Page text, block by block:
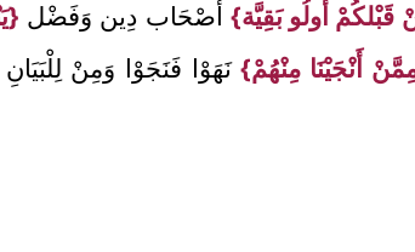
قَبْلكُمْ أُولُو بَقِيَّة} أَصْحَاب دِين وَفَضْل
أَنْجَيْنَا مِنْهُمْ}نَهَوْا فَنَجَوْا وَمِنْ لِلْبَيَانِ